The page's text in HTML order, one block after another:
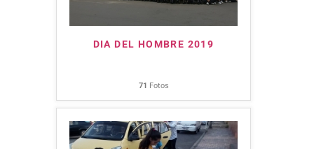
DIA DEL HOMBRE 2019
71 Fotos